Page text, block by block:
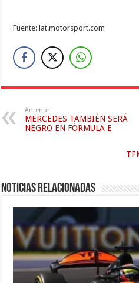
Fuente: lat.motorsport.com
Anterior
MERCEDES TAMBIÉN SERÁ
NEGRO EN FÓRMULA E
Noticias relacionadas